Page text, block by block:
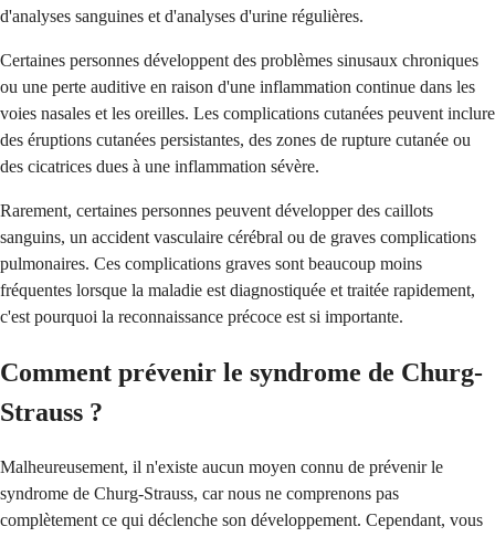
d'analyses sanguines et d'analyses d'urine régulières.
Certaines personnes développent des problèmes sinusaux chroniques
ou une perte auditive en raison d'une inflammation continue dans les
voies nasales et les oreilles. Les complications cutanées peuvent inclure
des éruptions cutanées persistantes, des zones de rupture cutanée ou
des cicatrices dues à une inflammation sévère.
Rarement, certaines personnes peuvent développer des caillots
sanguins, un accident vasculaire cérébral ou de graves complications
pulmonaires. Ces complications graves sont beaucoup moins
fréquentes lorsque la maladie est diagnostiquée et traitée rapidement,
c'est pourquoi la reconnaissance précoce est si importante.
Comment prévenir le syndrome de Churg-
Strauss ?
Malheureusement, il n'existe aucun moyen connu de prévenir le
syndrome de Churg-Strauss, car nous ne comprenons pas
complètement ce qui déclenche son développement. Cependant, vous